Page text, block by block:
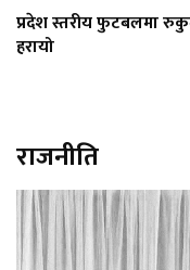
प्रदेश स्तरीय फुटबलमा
हरायो
राजनीति